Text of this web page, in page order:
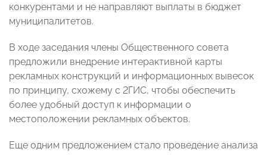
конкурентами и не направляют выплаты в бюджет
муниципалитетов.
В ходе заседания члены Общественного совета
предложили внедрение интерактивной карты
рекламных конструкций и информационных вывесок
по принципу, схожему с 2ГИС, чтобы обеспечить
более удобный доступ к информации о
местоположении рекламных объектов.
Еще одним предложением стало проведение анализа